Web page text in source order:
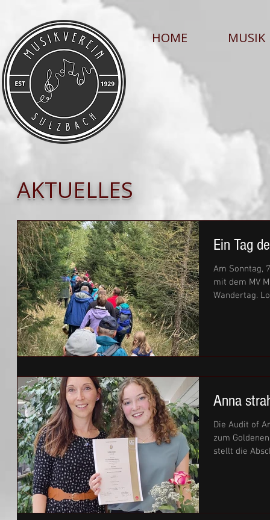
HOME MUSIK
AKTUELLES
Ein Tag
Am Sonntag, 7. Oktober 2023, veranstalteten wir
mit dem MV
Wandertag.
Anna
Die Audit of
zum
stellt die